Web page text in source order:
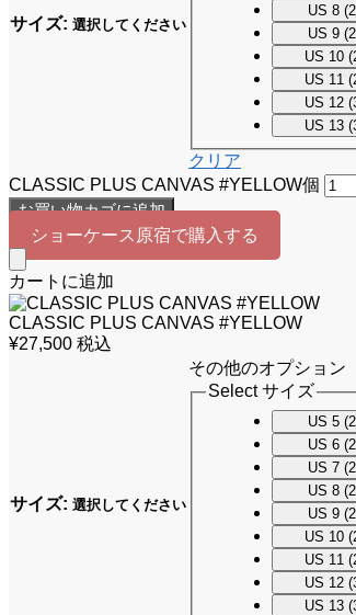
サイズ: 選択してください
US 8
US 9
US 10
US 11
US 12
US 13
クリア
CLASSIC PLUS CANVAS #YELLOW個
お買い物カゴに追加
ショーケース原宿で購入する
カートに追加
CLASSIC PLUS CANVAS #YELLOW
¥27,500 税込
サイズ: 選択してください
その他のオプション
Select サイズ
US 5
US 6
US 7
US 8
US 9
US 10
US 11
US 12
US 13